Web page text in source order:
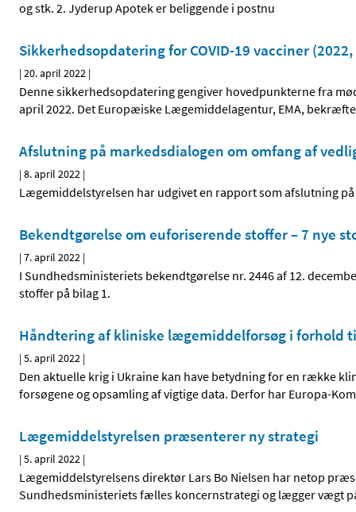
og stk. 2. Jyderup Apotek er beliggende i postnu
Sikkerhedsopdatering for COVID-19 vacciner (2022,
|20. april 2022 |
Denne sikkerhedsopdatering gengiver hovedpunkterne fra
april 2022. Det Europæiske Lægemiddelagentur, EMA,
Afslutning på markedsdialogen om omfang af
|8. april 2022 |
Lægemiddelstyrelsen har udgivet en rapport som afslutning
Bekendtgørelse om euforiserende stoffer – 7 nye
|7. april 2022 |
I Sundhedsministeriets bekendtgørelse nr. 2446 af 12.
stoffer på bilag 1.
Håndtering af kliniske lægemiddelforsøg i forhold
|5. april 2022 |
Den aktuelle krig i Ukraine kan have betydning for en række
forsøgene og opsamling af vigtige data. Derfor har Europa-
Lægemiddelstyrelsen præsenterer ny strategi
|5. april 2022 |
Lægemiddelstyrelsens direktør Lars Bo Nielsen har netop
Sundhedsministeriets fælles koncernstrategi og lægger vægt